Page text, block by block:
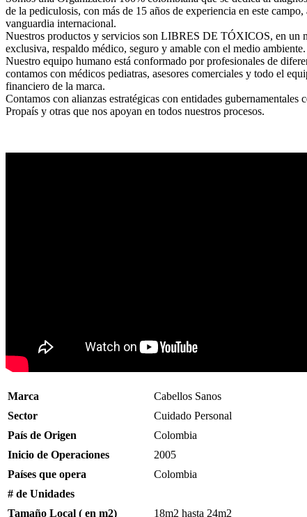
de la pediculosis, con más de 15 años de experiencia en este
vanguardia internacional.
Nuestros productos y servicios son LIBRES DE TÓXICOS, en un
exclusiva, respaldo médico, seguro y amable con el medio ambiente.
Nuestro equipo humano está conformado por profesionales de
contamos con médicos pediatras, asesores comerciales y todo el
financiero de la marca.
Contamos con alianzas estratégicas con entidades gubernamentales
Propaís y otras que nos apoyan en todos nuestros procesos.
Marca
Cabellos Sanos
Sector
Cuidado Personal
País de Origen
Colombia
Inicio de Operaciones
2005
Países que opera
Colombia
# de Unidades
Tamaño Local ( en m2)
18m2 hasta 24m2